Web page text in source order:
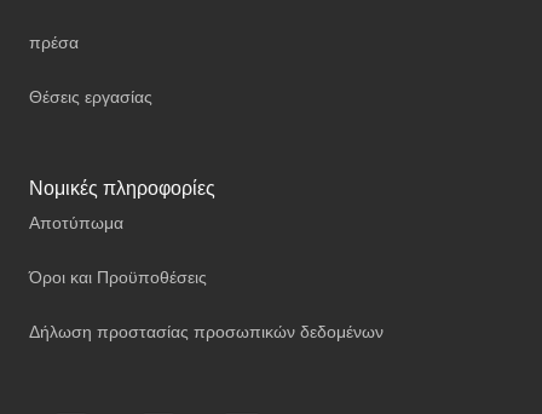
πρέσα
Θέσεις εργασίας
Νομικές πληροφορίες
Αποτύπωμα
Όροι και Προϋποθέσεις
Δήλωση προστασίας προσωπικών δεδομένων